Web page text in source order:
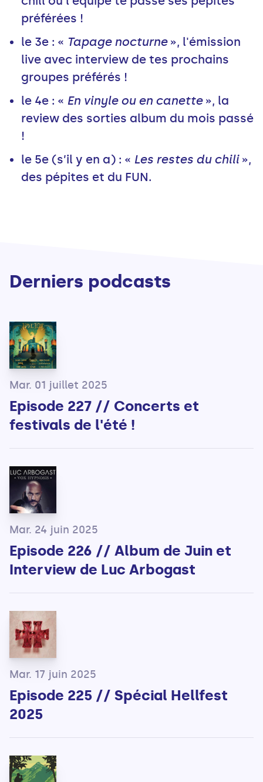
préférées !
le 3e : « Tapage nocturne», l'émission
live avec interview de tes prochains
groupes préférés !
le 4e : « En vinyle ou en canette», la
review des sorties album du mois passé
!
le 5e (s’il y en a) : « Les restes du chili»,
des pépites et du FUN.
Derniers podcasts
Mar. 01 juillet 2025
Episode 227 // Concerts et
festivals de l'été !
Mar. 24 juin 2025
Episode 226 // Album de Juin et
Interview de Luc Arbogast
Mar. 17 juin 2025
Episode 225 // Spécial Hellfest
2025